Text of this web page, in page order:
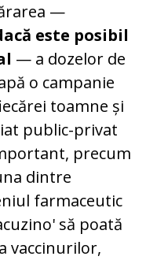
—
este posibil
— a dozelor de
o campanie
toamne și
public-privat
precum
dintre
farmaceutic
să poată
vaccinurilor,